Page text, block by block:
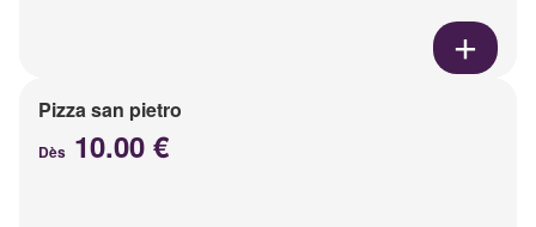
Pizza san pietro
Dès 10.00 €